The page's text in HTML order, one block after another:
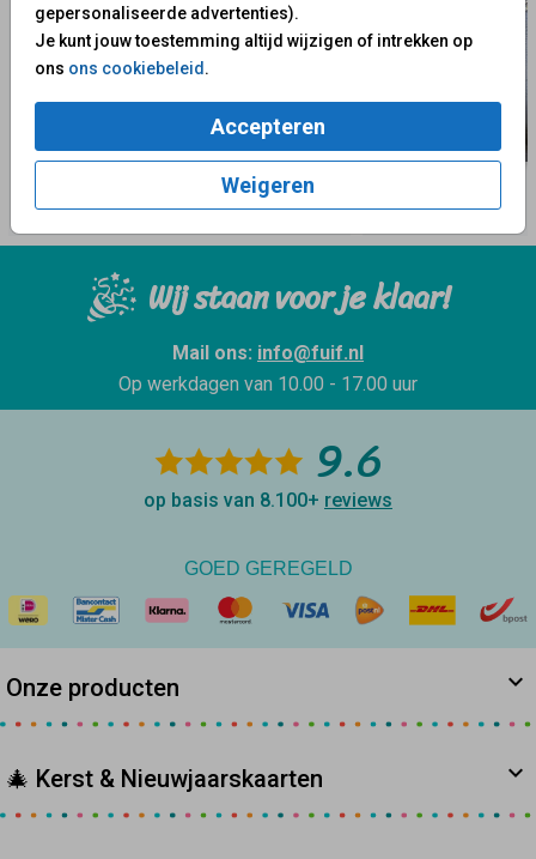
gepersonaliseerde advertenties).
Je kunt jouw toestemming altijd wijzigen of intrekken op
ons ons cookiebeleid.
Accepteren
Weigeren
Wij staan voor je klaar!
Mail ons: info@fuif.nl
Op werkdagen van 10.00 - 17.00 uur
9.6
op basis van 8.100+ reviews
GOED GEREGELD
Onze producten
🎄 Kerst & Nieuwjaarskaarten